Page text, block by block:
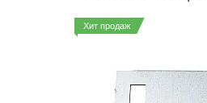
Хит продаж